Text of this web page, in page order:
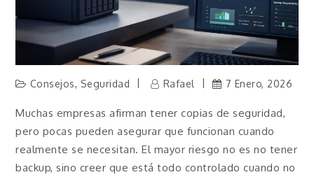
Consejos, Seguridad Rafael 7 Enero, 2026
Muchas empresas afirman tener copias de seguridad,
pero pocas pueden asegurar que funcionan cuando
realmente se necesitan. El mayor riesgo no es no tener
backup, sino creer que está todo controlado cuando no